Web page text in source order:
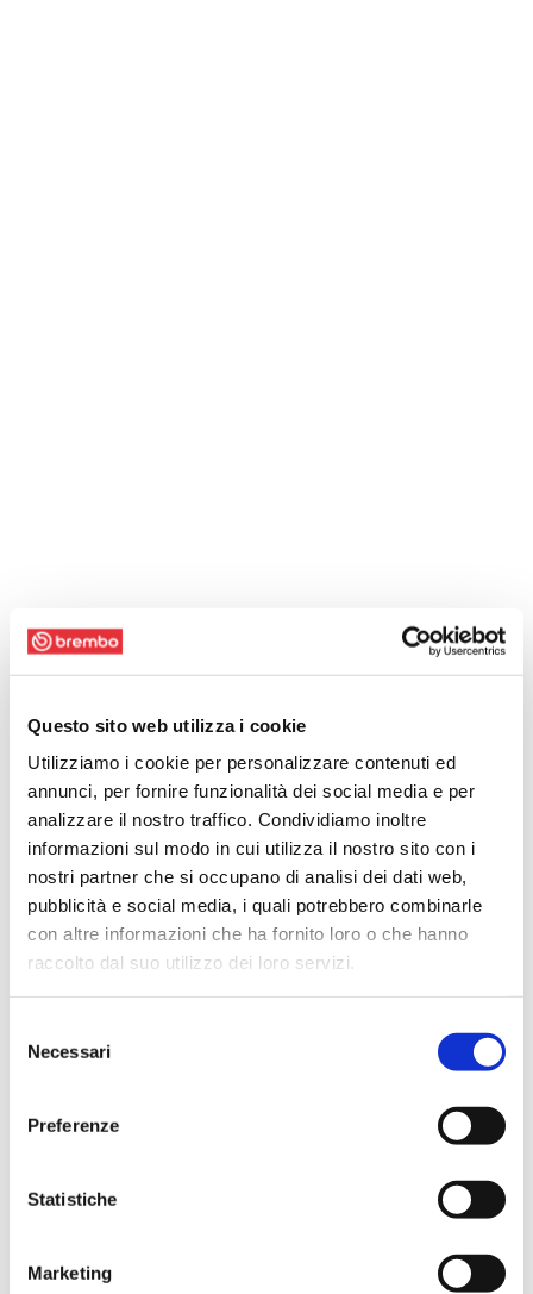
Questo sito web utilizza i cookie
Utilizziamo i cookie per personalizzare contenuti ed
annunci, per fornire funzionalità dei social media e per
analizzare il nostro traffico. Condividiamo inoltre
informazioni sul modo in cui utilizza il nostro sito con i
nostri partner che si occupano di analisi dei dati web,
pubblicità e social media, i quali potrebbero combinarle
con altre informazioni che ha fornito loro o che hanno
raccolto dal suo utilizzo dei loro servizi.
delNecessari
Preferenze
Statistiche
Marketing